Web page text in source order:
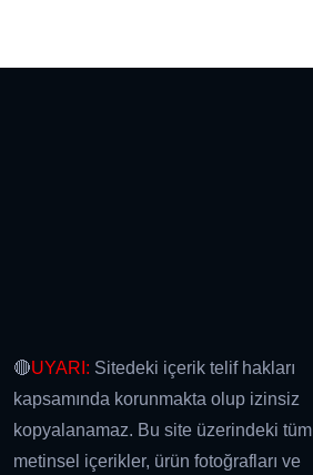
🔴UYARI: Sitedeki içerik telif hakları
kapsamında korunmakta olup izinsiz
kopyalanamaz. Bu site üzerindeki tüm
metinsel içerikler, ürün fotoğrafları ve